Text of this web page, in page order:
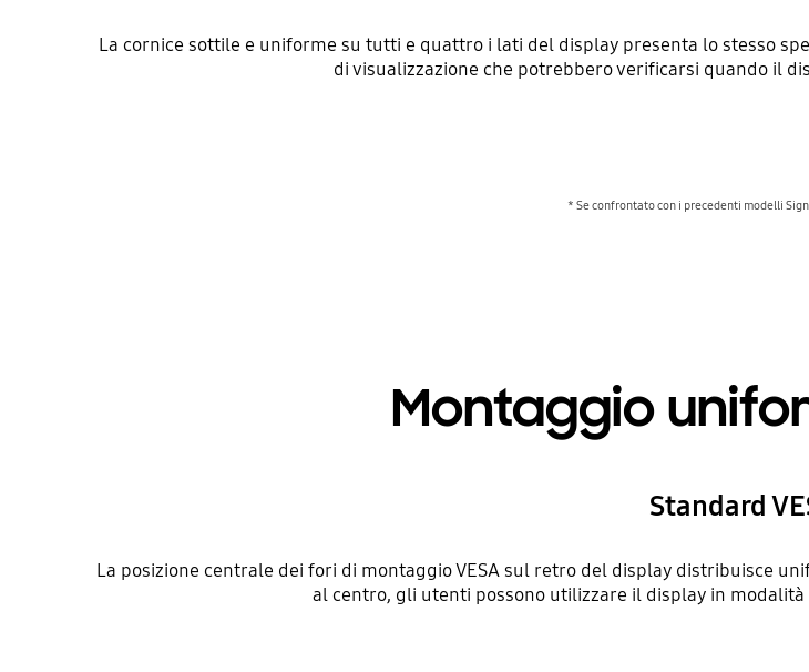
La cornice sottile e uniforme su tutti e quattro i lati del display presenta lo stesso
di visualizzazione che potrebbero verificarsi quando il
* Se confrontato con i precedenti modelli
Montaggio
Standard
La posizione centrale dei fori di montaggio VESA sul retro del display distribuisce
al centro, gli utenti possono utilizzare il display in